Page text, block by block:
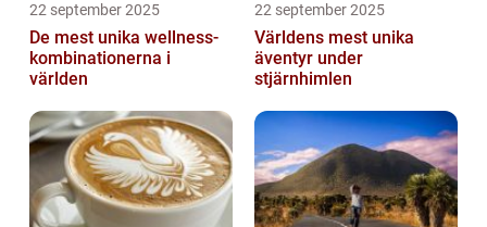
22 september 2025
De mest unika wellness-
kombinationerna i
världen
22 september 2025
Världens mest unika
äventyr under
stjärnhimlen